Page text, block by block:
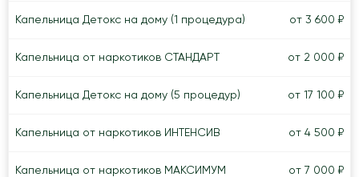
Капельница Детокс на дому (1 процедура) от 3 600 ₽
Капельница от наркотиков СТАНДАРТ от 2 000 ₽
Капельница Детокс на дому (5 процедур) от 17 100 ₽
Капельница от наркотиков ИНТЕНСИВ от 4 500 ₽
Капельница от наркотиков МАКСИМУМ от 7 000 ₽